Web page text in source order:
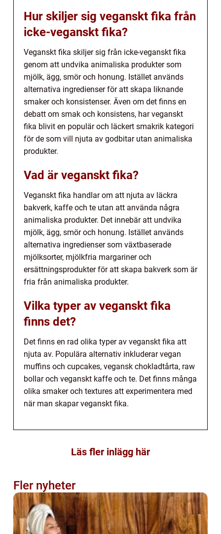
Hur skiljer sig veganskt fika från
icke-veganskt fika?
Veganskt fika skiljer sig från icke-veganskt fika
genom att undvika animaliska produkter som
mjölk, ägg, smör och honung. Istället används
alternativa ingredienser för att skapa liknande
smaker och konsistenser. Även om det finns en
debatt om smak och konsistens, har veganskt
fika blivit en populär och läckert smakrik kategori
för de som vill njuta av godbitar utan animaliska
produkter.
Vad är veganskt fika?
Veganskt fika handlar om att njuta av läckra
bakverk, kaffe och te utan att använda några
animaliska produkter. Det innebär att undvika
mjölk, ägg, smör och honung. Istället används
alternativa ingredienser som växtbaserade
mjölksorter, mjölkfria margariner och
ersättningsprodukter för att skapa bakverk som är
fria från animaliska produkter.
Vilka typer av veganskt fika
finns det?
Det finns en rad olika typer av veganskt fika att
njuta av. Populära alternativ inkluderar vegan
muffins och cupcakes, vegansk chokladtårta, raw
bollar och veganskt kaffe och te. Det finns många
olika smaker och textures att experimentera med
när man skapar veganskt fika.
Läs fler inlägg här
Fler nyheter